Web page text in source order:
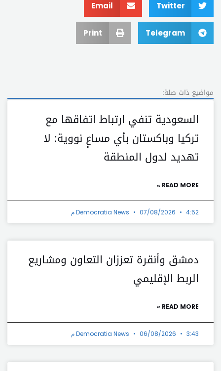
Twitter
Email
Telegram
Print
مواضيع ذات صلة:
السعودية تنفي ارتباط اتفاقها مع
تركيا وباكستان بأي مساعٍ نووية: لا
تهديد لدول المنطقة
READ MORE »
Democratia News 07/08/2026 4:52 م
دمشق وأنقرة تعززان التعاون ومشاريع
الربط الإقليمي
READ MORE »
Democratia News 06/08/2026 3:43 م